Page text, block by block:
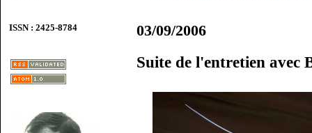
ISSN : 2425-8784
03/09/2006
Suite de l'entretien avec